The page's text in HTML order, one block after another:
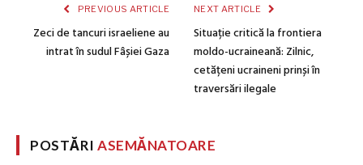
PREVIOUS ARTICLE
Zeci de tancuri israeliene au
intrat în sudul Fâșiei Gaza
NEXT ARTICLE
Situație critică la frontiera
moldo-ucraineană: Zilnic,
cetățeni ucraineni prinși în
traversări ilegale
POSTĂRIASEMĂNATOARE